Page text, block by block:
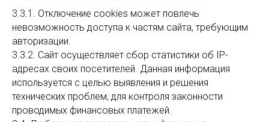
3.3.1. Отключение cookies может повлечь
невозможность доступа к частям сайта, требующим
авторизации.
3.3.2. Сайт осуществляет сбор статистики об IP-
адресах своих посетителей. Данная информация
используется с целью выявления и решения
технических проблем, для контроля законности
проводимых финансовых платежей.